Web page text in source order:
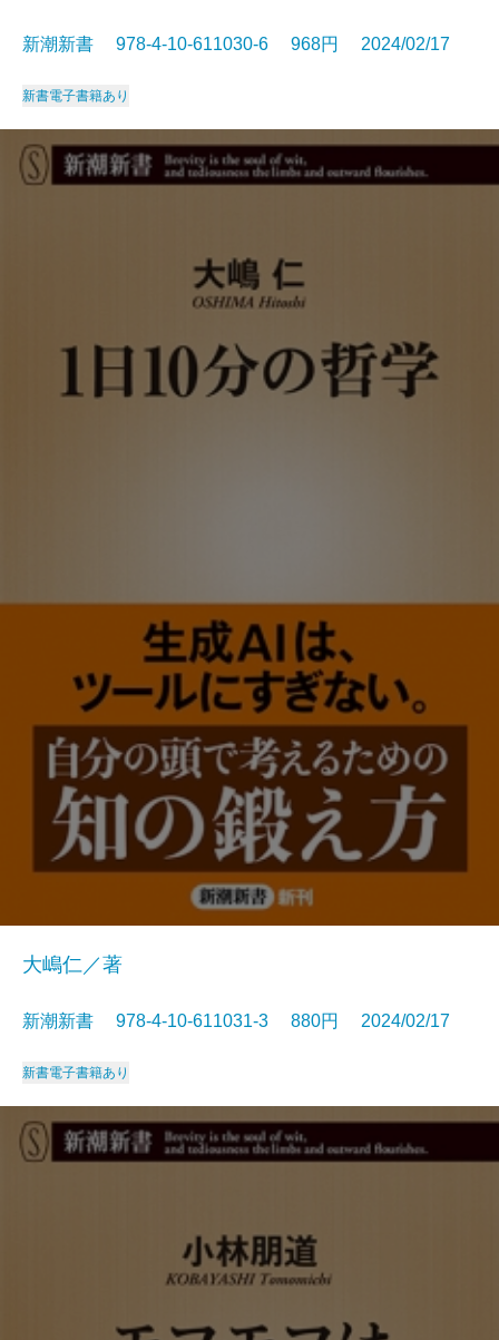
新潮新書 978-4-10-611030-6 968円 2024/02/17
新書電子書籍あり
大嶋仁／著
新潮新書 978-4-10-611031-3 880円 2024/02/17
新書電子書籍あり